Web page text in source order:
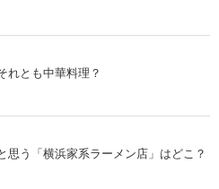
れとも中華料理？
思う「横浜家系ラーメン店」はどこ？